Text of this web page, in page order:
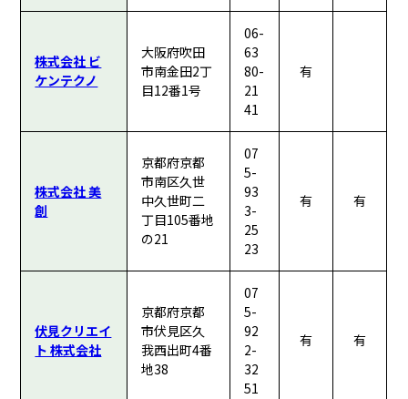
株式会社 ビ
ケンテクノ
大阪府吹田
市南金田2丁
目12番1号
06-
63
80-
21
41
有
株式会社 美
創
京都府京都
市南区久世
中久世町二
丁目105番地
の21
07
5-
93
3-
25
23
有 有
伏見クリエイ
ト 株式会社
京都府京都
市伏見区久
我西出町4番
地38
07
5-
92
2-
32
51
有 有